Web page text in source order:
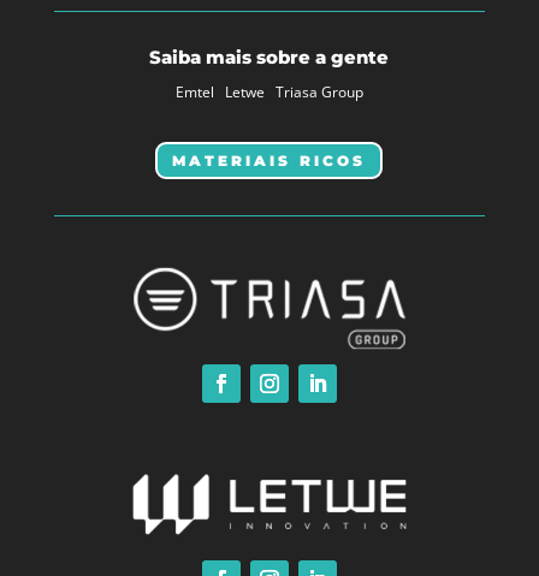
Saiba mais sobre a gente
Emtel Letwe Triasa Group
MATERIAIS RICOS